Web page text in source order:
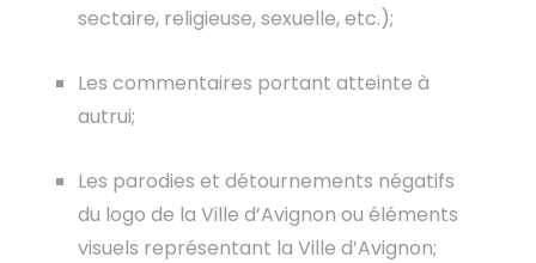
sectaire, religieuse, sexuelle, etc.);
Les commentaires portant atteinte à
autrui;
Les parodies et détournements négatifs
du logo de la Ville d’Avignon ou éléments
visuels représentant la Ville d’Avignon;